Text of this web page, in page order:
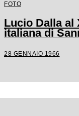
FOTO
Lucio Dalla al
italiana di
28 GENNAIO 1966